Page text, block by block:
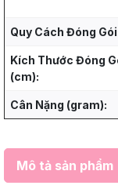
Quy Cách Đóng
Kích Thước Đóng
(cm):
Cân Nặng (gram):
Mô tả sản phẩm